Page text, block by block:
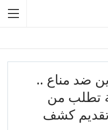
ضد مناع ..
تطلب من
تقديم كشف